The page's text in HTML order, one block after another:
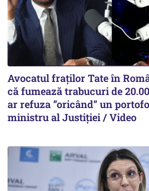
Avocatul fraților Tate în
că fumează trabucuri de
ar refuza ”oricând” un
ministru al Justiției / Video